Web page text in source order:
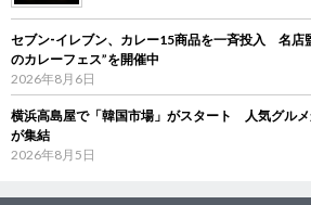
セブン‐イレブン、カレー15商品を一斉投入 名店
のカレーフェス”を開催中
2026年8月6日
横浜高島屋で「韓国市場」がスタート 人気グル
が集結
2026年8月5日